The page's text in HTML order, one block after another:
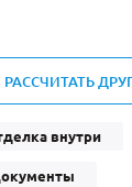
С фрамугой(265)
4-го класса
Полуторапольные
РАССЧИТАТЬ
внутри